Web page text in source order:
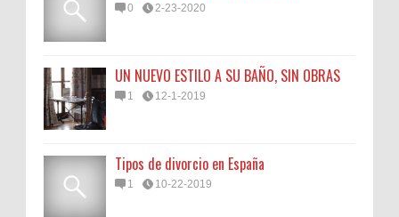
0 2-23-2020
UN NUEVO ESTILO A SU BAÑO, SIN OBRAS
1 12-1-2019
Tipos de divorcio en España
1 10-22-2019